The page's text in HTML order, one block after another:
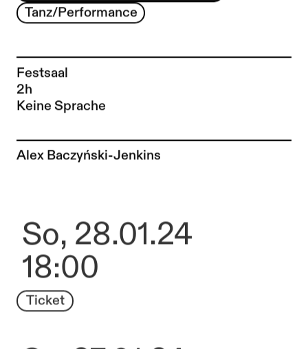
Tanz/Performance
Festsaal
2h
Keine Sprache
Zur Künstler*in-Seite von
Alex Baczyński-Jenkins
So, 28.01.24
18:00
Ticket